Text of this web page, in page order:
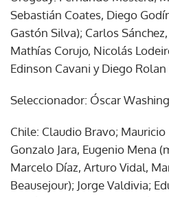
Sebastián Coates, Diego
Gastón Silva); Carlos
Mathías Corujo, Nicolás
Edinson Cavani y Diego
Seleccionador: Óscar
Chile: Claudio Bravo; Mauricio
Gonzalo Jara, Eugenio Mena
Marcelo Díaz, Arturo Vidal,
Beausejour); Jorge Valdivia;